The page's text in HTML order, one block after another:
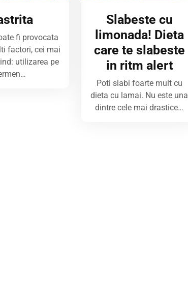
fi provocata
factori, cei mai
utilizarea pe
Slabeste cu
limonada! Dieta
care te slabeste
in ritm alert
Poti slabi foarte mult cu
dieta cu lamai. Nu este una
dintre cele mai drastice…